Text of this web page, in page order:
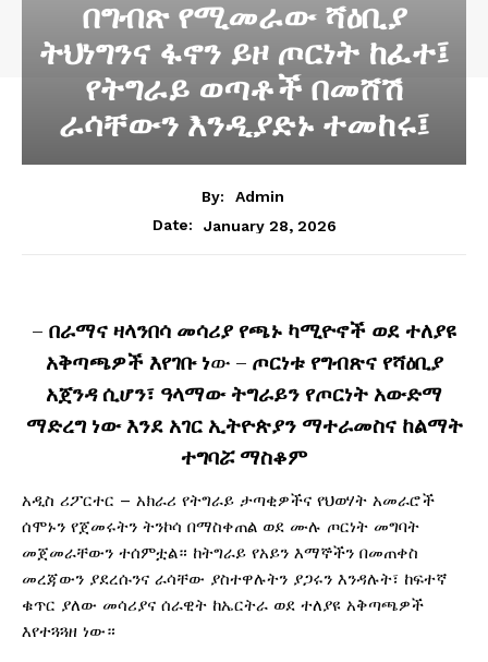
በግብጽ የሚመራው ሻዕቢያ
ትህነግንና ፋኖን ይዞ ጦርነት ከፈተ፤
የትግራይ ወጣቶች በመሸሽ
ራሳቸውን እንዲያድኑ ተመከሩ፤
By:
Admin
Date:
January 28, 2026
– በራማና ዛላንበሳ መሳሪያ የጫኑ ካሚዮኖች ወደ ተለያዩ
አቅጣጫዎች እየገቡ ነው – ጦርነቱ የግብጽና የሻዕቢያ
አጀንዳ ሲሆን፣ ዓላማው ትግራይን የጦርነት አውድማ
ማድረግ ነውእንደ አገር ኢትዮጵያን ማተራመስና ከልማት
ተግባሯ ማስቆም
አዲስ ሪፖርተር – አክራሪ የትግራይ ታጣቂዎችና የህወሃት አመራሮች
ሰሞኑን የጀመሩትን ትንኮሳ በማስቀጠል ወደ ሙሉ ጦርነት መግባት
መጀመራቸውን ተሰምቷል። ከትግራይ የአይን እማኞችን በመጠቀስ
መረጃውን ያደረሱንና ራሳቸው ያስተዋሉትን ያጋሩን እንዳሉት፣ ከፍተኛ
ቁጥር ያለው መሳሪያና ሰራዊት ከኤርትራ ወደ ተለያዩ አቅጣጫዎች
እየተጓጓዘ ነው።